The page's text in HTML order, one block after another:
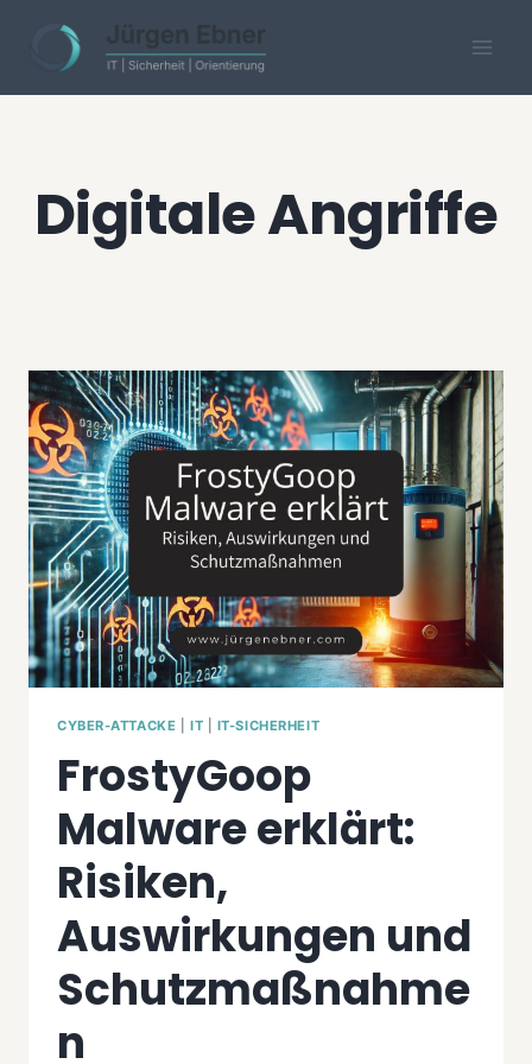
content
Digitale Angriffe
CYBER-ATTACKE IT IT-SICHERHEIT
FrostyGoop
Malware erklärt:
Risiken,
Auswirkungen und
Schutzmaßnahme
n